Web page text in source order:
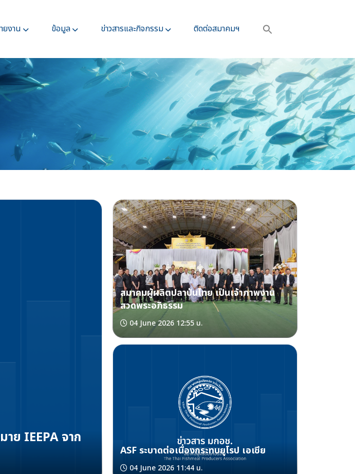
ยงาน ข้อมูล ข่าวสารและกิจกรรม​ ติดต่อสมาคมฯ
ย IEEPA จาก
สมาคมผู้ผลิตปลาป่นไทย เป็นเจ้าภาพงาน
สวดพระอภิธรรม
04 June 2026 12:55 น.
ASF ระบาดต่อเนื่องกระทบยุโรป เอเชีย
04 June 2026 11:44 น.